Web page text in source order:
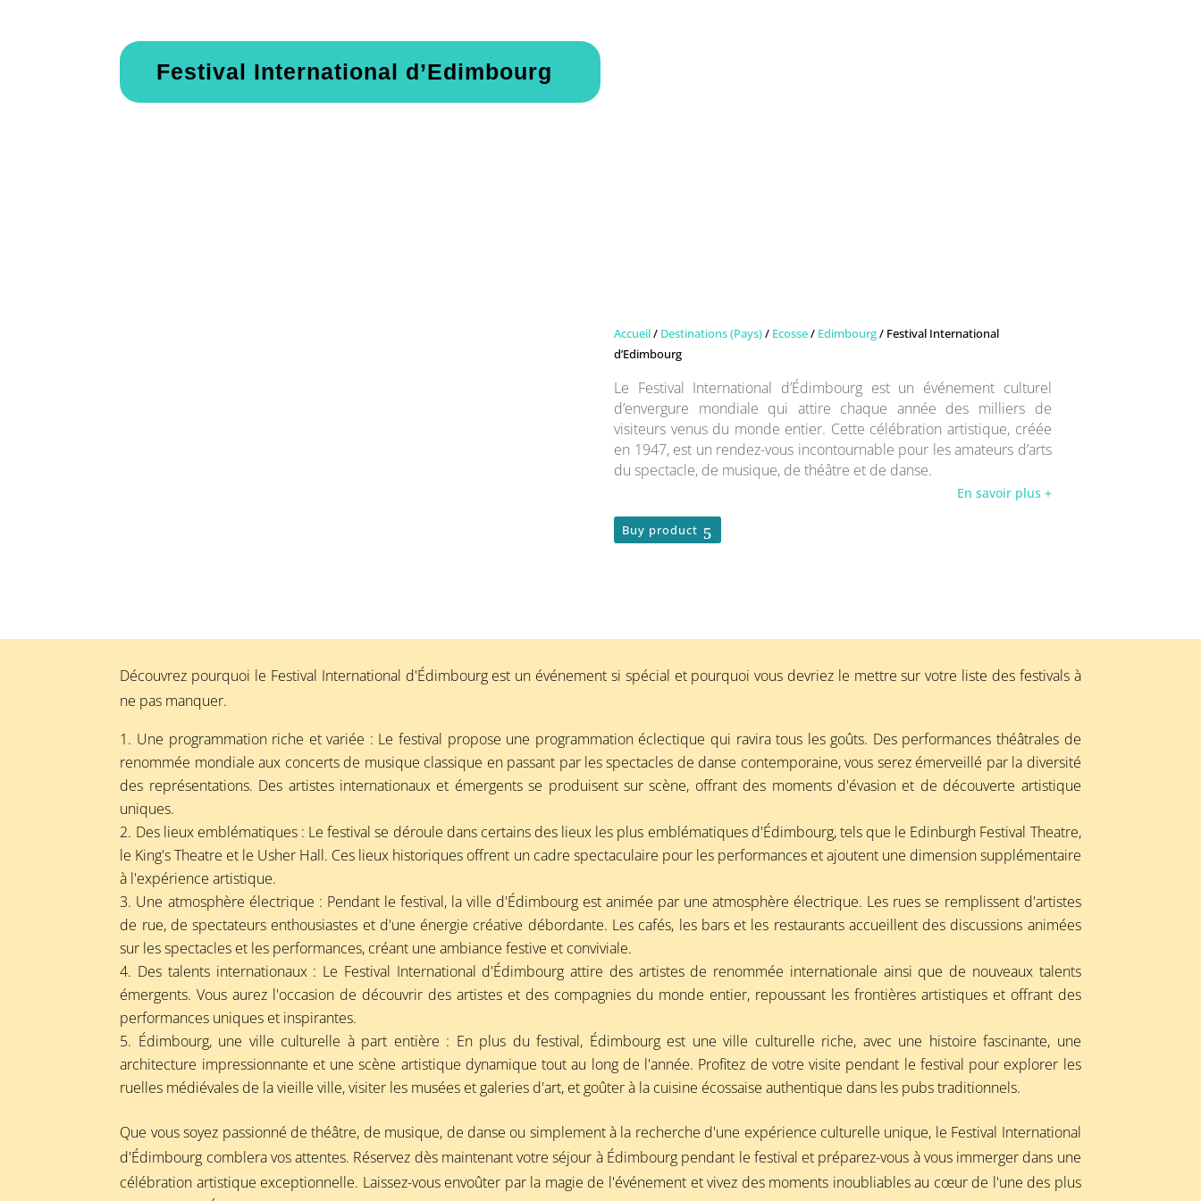
Festival International d’Edimbourg
Accueil/ Destinations (Pays)/ Ecosse/ Edimbourg/ Festival International
d’Edimbourg
Le Festival International d’Édimbourg est un événement culturel
d’envergure mondiale qui attire chaque année des milliers de
visiteurs venus du monde entier. Cette célébration artistique, créée
en 1947, est un rendez-vous incontournable pour les amateurs d’arts
du spectacle, de musique, de théâtre et de danse.
En savoir plus +
Buy product
Découvrez pourquoi le Festival International d'Édimbourg est un événement si spécial et pourquoi vous devriez le mettre sur votre liste des festivals à
ne pas manquer.
Une programmation riche et variée : Le festival propose une programmation éclectique qui ravira tous les goûts. Des performances théâtrales de
renommée mondiale aux concerts de musique classique en passant par les spectacles de danse contemporaine, vous serez émerveillé par la diversité
des représentations. Des artistes internationaux et émergents se produisent sur scène, offrant des moments d'évasion et de découverte artistique
uniques.
Des lieux emblématiques : Le festival se déroule dans certains des lieux les plus emblématiques d'Édimbourg, tels que le Edinburgh Festival Theatre,
le King's Theatre et le Usher Hall. Ces lieux historiques offrent un cadre spectaculaire pour les performances et ajoutent une dimension supplémentaire
à l'expérience artistique.
Une atmosphère électrique : Pendant le festival, la ville d'Édimbourg est animée par une atmosphère électrique. Les rues se remplissent d'artistes
de rue, de spectateurs enthousiastes et d'une énergie créative débordante. Les cafés, les bars et les restaurants accueillent des discussions animées
sur les spectacles et les performances, créant une ambiance festive et conviviale.
Des talents internationaux : Le Festival International d'Édimbourg attire des artistes de renommée internationale ainsi que de nouveaux talents
émergents. Vous aurez l'occasion de découvrir des artistes et des compagnies du monde entier, repoussant les frontières artistiques et offrant des
performances uniques et inspirantes.
Édimbourg, une ville culturelle à part entière : En plus du festival, Édimbourg est une ville culturelle riche, avec une histoire fascinante, une
architecture impressionnante et une scène artistique dynamique tout au long de l'année. Profitez de votre visite pendant le festival pour explorer les
ruelles médiévales de la vieille ville, visiter les musées et galeries d'art, et goûter à la cuisine écossaise authentique dans les pubs traditionnels.
Que vous soyez passionné de théâtre, de musique, de danse ou simplement à la recherche d'une expérience culturelle unique, le Festival International
d'Édimbourg comblera vos attentes. Réservez dès maintenant votre séjour à Édimbourg pendant le festival et préparez-vous à vous immerger dans une
célébration artistique exceptionnelle. Laissez-vous envoûter par la magie de l'événement et vivez des moments inoubliables au cœur de l'une des plus